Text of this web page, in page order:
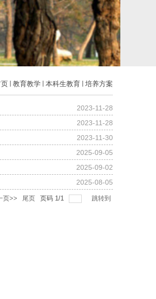
教育教学 本科生教育 培养方案
2023-11-28
2023-11-28
2023-11-30
2025-09-05
2025-09-02
2025-08-05
页>> 尾页 页码 1/1 跳转到